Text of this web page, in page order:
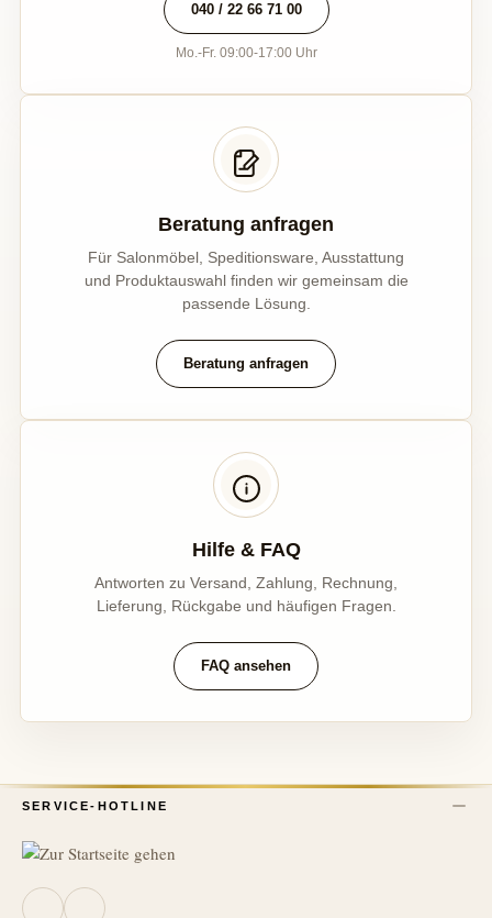
040 / 22 66 71 00
Mo.-Fr. 09:00-17:00 Uhr
Beratung anfragen
Für Salonmöbel, Speditionsware, Ausstattung
und Produktauswahl finden wir gemeinsam die
passende Lösung.
Beratung anfragen
Hilfe & FAQ
Antworten zu Versand, Zahlung, Rechnung,
Lieferung, Rückgabe und häufigen Fragen.
FAQ ansehen
SERVICE-HOTLINE